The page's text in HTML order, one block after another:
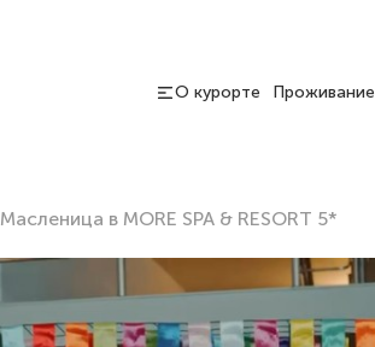
О курорте Проживание
Масленица в MORE SPA & RESORT 5*